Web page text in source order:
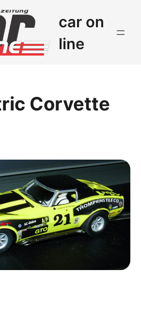
car on
line
Corvette